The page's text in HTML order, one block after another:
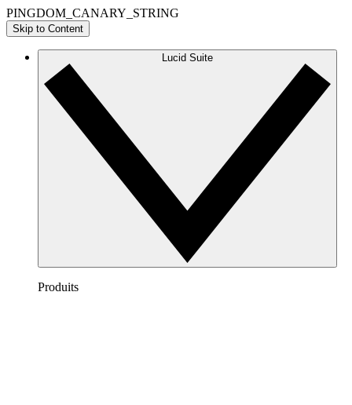
PINGDOM_CANARY_STRING
Skip to Content
Lucid Suite
Produits